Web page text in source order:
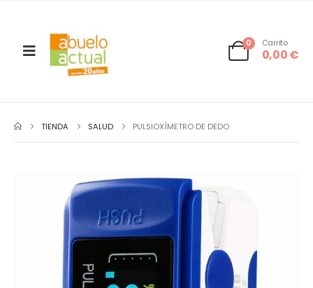
0 Carrito
0,00€
TIENDA SALUD PULSIOXÍMETRO DE DEDO